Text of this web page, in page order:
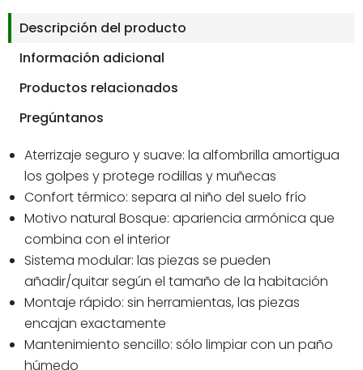
Descripción del producto
Información adicional
Productos relacionados
Pregúntanos
Aterrizaje seguro y suave: la alfombrilla amortigua
los golpes y protege rodillas y muñecas
Confort térmico: separa al niño del suelo frío
Motivo natural Bosque: apariencia armónica que
combina con el interior
Sistema modular: las piezas se pueden
añadir/quitar según el tamaño de la habitación
Montaje rápido: sin herramientas, las piezas
encajan exactamente
Mantenimiento sencillo: sólo limpiar con un paño
húmedo